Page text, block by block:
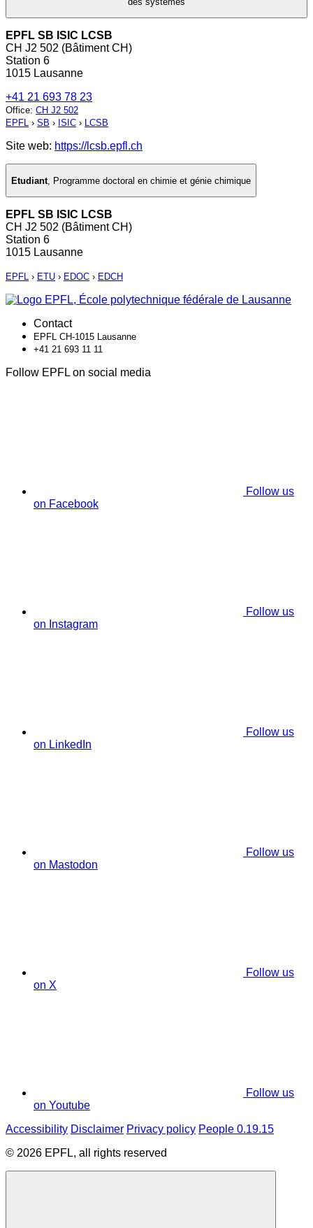
EPFL SB ISIC LCSB
CH J2 502 (Bâtiment CH)
Station 6
1015 Lausanne
+41 21 693 78 23
Office: CH J2 502
EPFL › SB › ISIC › LCSB
Site web: https://lcsb.epfl.ch
Etudiant Programme doctoral en chimie et génie chimique
EPFL SB ISIC LCSB
CH J2 502 (Bâtiment CH)
Station 6
1015 Lausanne
EPFL › ETU › EDOC › EDCH
Contact
EPFL CH-1015 Lausanne
+41 21 693 11 11
Follow EPFL on social media
Follow us
on Facebook
Follow us
on Instagram
Follow us
on LinkedIn
Follow us
on Mastodon
Follow us
on X
Follow us
on Youtube
Accessibility Disclaimer Privacy policy People 0.19.15
© 2026 EPFL, all rights reserved